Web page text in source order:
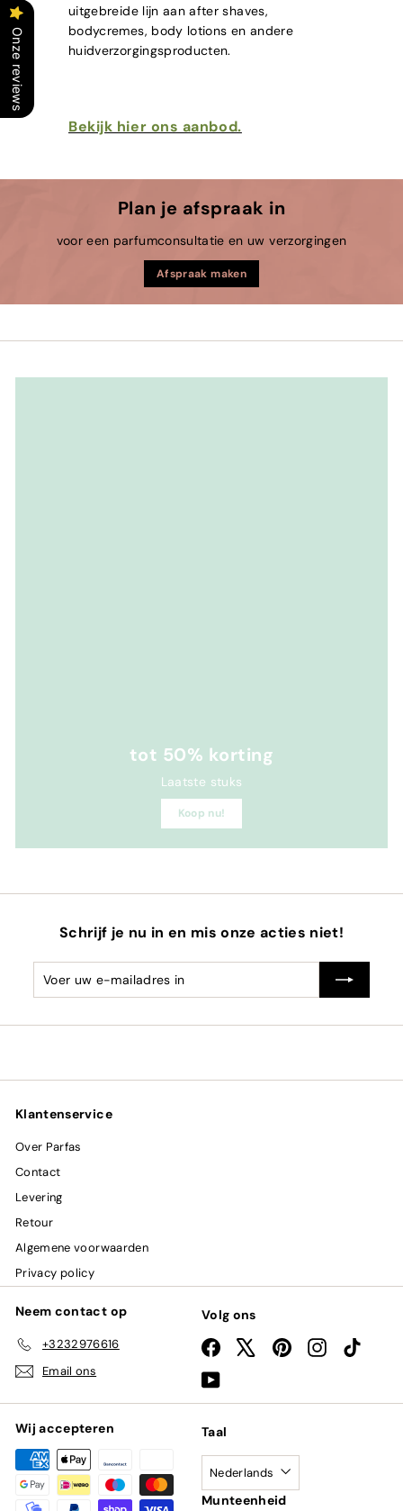
uitgebreide lijn aan after shaves,
bodycremes, body lotions en andere
huidverzorgingsproducten.
Bekijk hier ons aanbod.
Plan je afspraak in
voor een parfumconsultatie en uw verzorgingen
Afspraak maken
tot 50% korting
Laatste stuks
Koop nu!
Schrijf je nu in en mis onze acties niet!
Voer
uw
Abonneren
Klantenservice
Over Parfas
Contact
Levering
Retour
Algemene voorwaarden
Privacy policy
Neem contact op
+3232976616
Email ons
Volg ons
Facebook PinterestInstagram
YouTube
Wij accepteren Taal
Nederlands
Munteenheid
Onze reviews